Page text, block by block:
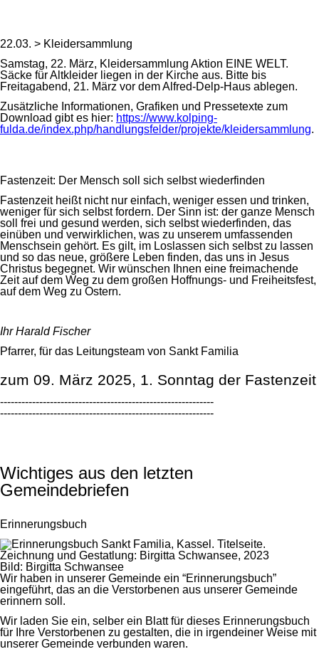
22.03. > Kleidersammlung
Samstag, 22. März, Kleidersammlung Aktion EINE WELT.
Säcke für Altkleider liegen in der Kirche aus. Bitte bis
Freitagabend, 21. März vor dem Alfred-Delp-Haus ablegen.
Zusätzliche Informationen, Grafiken und Pressetexte zum
Download gibt es hier: https://www.kolping-
fulda.de/index.php/handlungsfelder/projekte/kleidersammlung.
Fastenzeit: Der Mensch soll sich selbst wiederfinden
Fastenzeit heißt nicht nur einfach, weniger essen und trinken,
weniger für sich selbst fordern. Der Sinn ist: der ganze Mensch
soll frei und gesund werden, sich selbst wiederfinden, das
einüben und verwirklichen, was zu unserem umfassenden
Menschsein gehört. Es gilt, im Loslassen sich selbst zu lassen
und so das neue, größere Leben finden, das uns in Jesus
Christus begegnet. Wir wünschen Ihnen eine freimachende
Zeit auf dem Weg zu dem großen Hoffnungs- und Freiheitsfest,
auf dem Weg zu Ostern.
Ihr Harald Fischer
Pfarrer, für das Leitungsteam von Sankt Familia
zum 09. März 2025, 1. Sonntag der Fastenzeit
------------------------------------------------------------
------------------------------------------------------------
Wichtiges aus den letzten
Gemeindebriefen
Erinnerungsbuch
Bild: Birgitta Schwansee
Wir haben in unserer Gemeinde ein “Erinnerungsbuch”
eingeführt, das an die Verstorbenen aus unserer Gemeinde
erinnern soll.
Wir laden Sie ein, selber ein Blatt für dieses Erinnerungsbuch
für Ihre Verstorbenen zu gestalten, die in irgendeiner Weise mit
unserer Gemeinde verbunden waren.